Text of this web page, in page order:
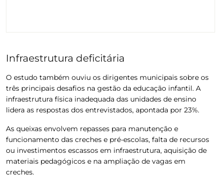
Infraestrutura deficitária
O estudo também ouviu os dirigentes municipais sobre os
três principais desafios na gestão da educação infantil. A
infraestrutura física inadequada das unidades de ensino
lidera as respostas dos entrevistados, apontada por 23%.
As queixas envolvem repasses para manutenção e
funcionamento das creches e pré-escolas, falta de recursos
ou investimentos escassos em infraestrutura, aquisição de
materiais pedagógicos e na ampliação de vagas em
creches.